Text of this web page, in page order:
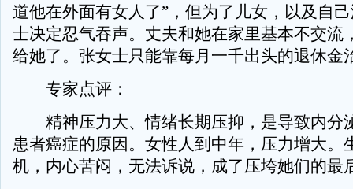
道他在外面有女人了”，但为了儿女，以及自
士决定忍气吞声。丈夫和她在家里基本不交流
给她了。张女士只能靠每月一千出头的退休金
专家点评：
精神压力大、情绪长期压抑，是导致内分
患者癌症的原因。女性人到中年，压力增大。
机，内心苦闷，无法诉说，成了压垮她们的最